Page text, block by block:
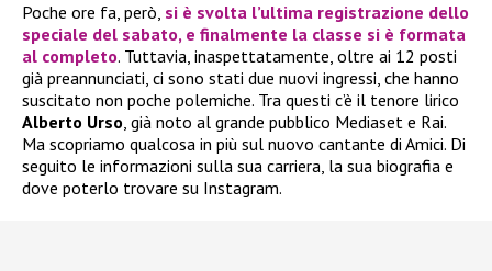
Poche ore fa, però, si è svolta l’ultima registrazione dello
speciale del sabato, e finalmente la classe si è formata
al completo. Tuttavia, inaspettatamente, oltre ai 12 posti
già preannunciati, ci sono stati due nuovi ingressi, che hanno
suscitato non poche polemiche. Tra questi c’è il tenore lirico
Alberto Urso, già noto al grande pubblico Mediaset e Rai.
Ma scopriamo qualcosa in più sul nuovo cantante di Amici. Di
seguito le informazioni sulla sua carriera, la sua biografia e
dove poterlo trovare su Instagram.